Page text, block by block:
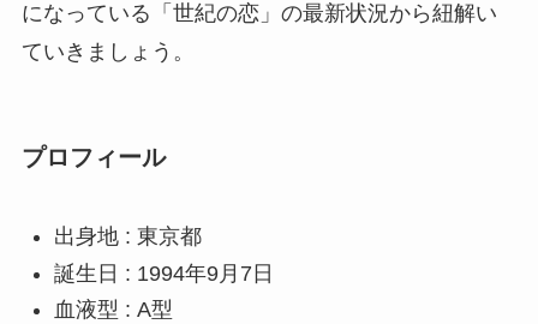
になっている「世紀の恋」の最新状況から紐解い
ていきましょう。
プロフィール
出身地 : 東京都
誕生日 : 1994年9月7日
血液型 : A型